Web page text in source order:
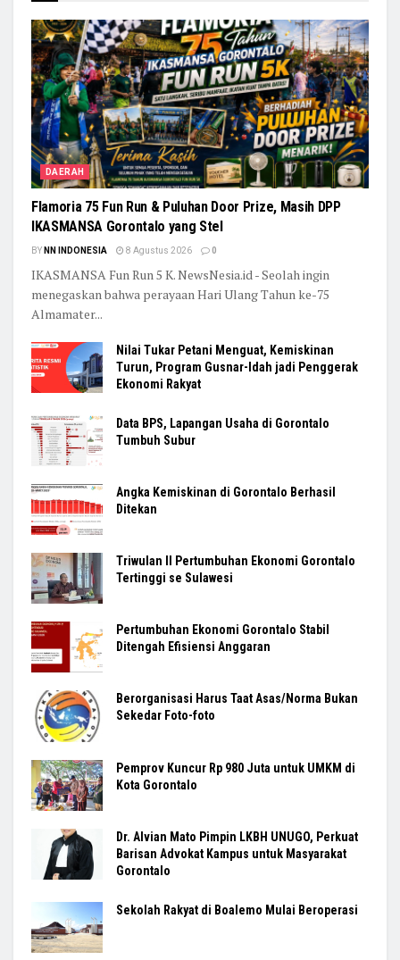
DAERAH
Flamoria 75 Fun Run & Puluhan Door Prize, Masih DPP
IKASMANSA Gorontalo yang Stel
BY NN INDONESIA 8 Agustus 2026 0
IKASMANSA Fun Run 5 K. NewsNesia.id - Seolah ingin
menegaskan bahwa perayaan Hari Ulang Tahun ke-75
Almamater...
Nilai Tukar Petani Menguat, Kemiskinan
Turun, Program Gusnar-Idah jadi Penggerak
Ekonomi Rakyat
Data BPS, Lapangan Usaha di Gorontalo
Tumbuh Subur
Angka Kemiskinan di Gorontalo Berhasil
Ditekan
Triwulan II Pertumbuhan Ekonomi Gorontalo
Tertinggi se Sulawesi
Pertumbuhan Ekonomi Gorontalo Stabil
Ditengah Efisiensi Anggaran
Berorganisasi Harus Taat Asas/Norma Bukan
Sekedar Foto-foto
Pemprov Kuncur Rp 980 Juta untuk UMKM di
Kota Gorontalo
Dr. Alvian Mato Pimpin LKBH UNUGO, Perkuat
Barisan Advokat Kampus untuk Masyarakat
Gorontalo
Sekolah Rakyat di Boalemo Mulai Beroperasi